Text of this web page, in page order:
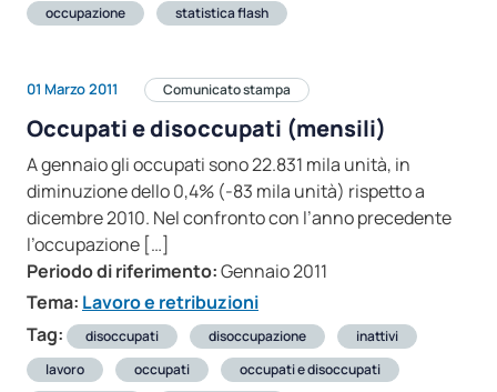
occupazione
statistica flash
01 Marzo 2011 Comunicato stampa
Occupati e disoccupati (mensili)
A gennaio gli occupati sono 22.831 mila unità, in
diminuzione dello 0,4% (-83 mila unità) rispetto a
dicembre 2010. Nel confronto con l’anno precedente
l’occupazione […]
Periodo di riferimento:Gennaio 2011
Tema: Lavoro e retribuzioni
Tag:
disoccupati disoccupazione
inattivi
lavoro
occupati
occupati e disoccupati